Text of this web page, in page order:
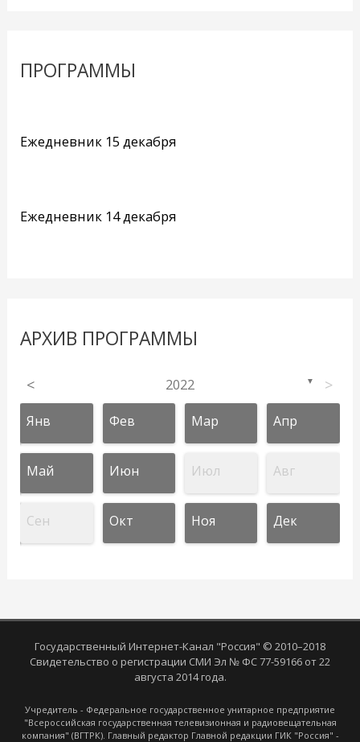
ПРОГРАММЫ
Ежедневник 15 декабря
Ежедневник 14 декабря
АРХИВ ПРОГРАММЫ
< 2022 ▼ >
Янв Фев Мар Апр
Май Июн Июл Авг
Сен Окт Ноя Дек
Государственный Интернет-Канал "Россия" © 2010–2018
Свидетельство о регистрации СМИ Эл № ФС 77-59166 от 22
августа 2014 года.
Учредитель - Федеральное государственное унитарное предприятие
"Всероссийская государственная телевизионная и радиовещательная
компания" (ВГТРК). Главный редактор Главной редакции ГИК "Россия" -